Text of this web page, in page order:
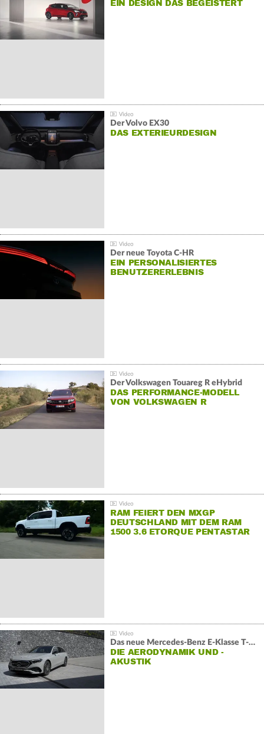
EIN DESIGN DAS BEGEISTERT
Der Volvo EX30
DAS EXTERIEURDESIGN
Der neue Toyota C-HR
EIN PERSONALISIERTES
BENUTZERERLEBNIS
Der Volkswagen Touareg R eHybrid
DAS PERFORMANCE-MODELL
VON VOLKSWAGEN R
RAM FEIERT DEN MXGP
DEUTSCHLAND MIT DEM RAM
1500 3.6 ETORQUE PENTASTAR
Das neue Mercedes-Benz E-Klasse T-Modell
DIE AERODYNAMIK UND -
AKUSTIK